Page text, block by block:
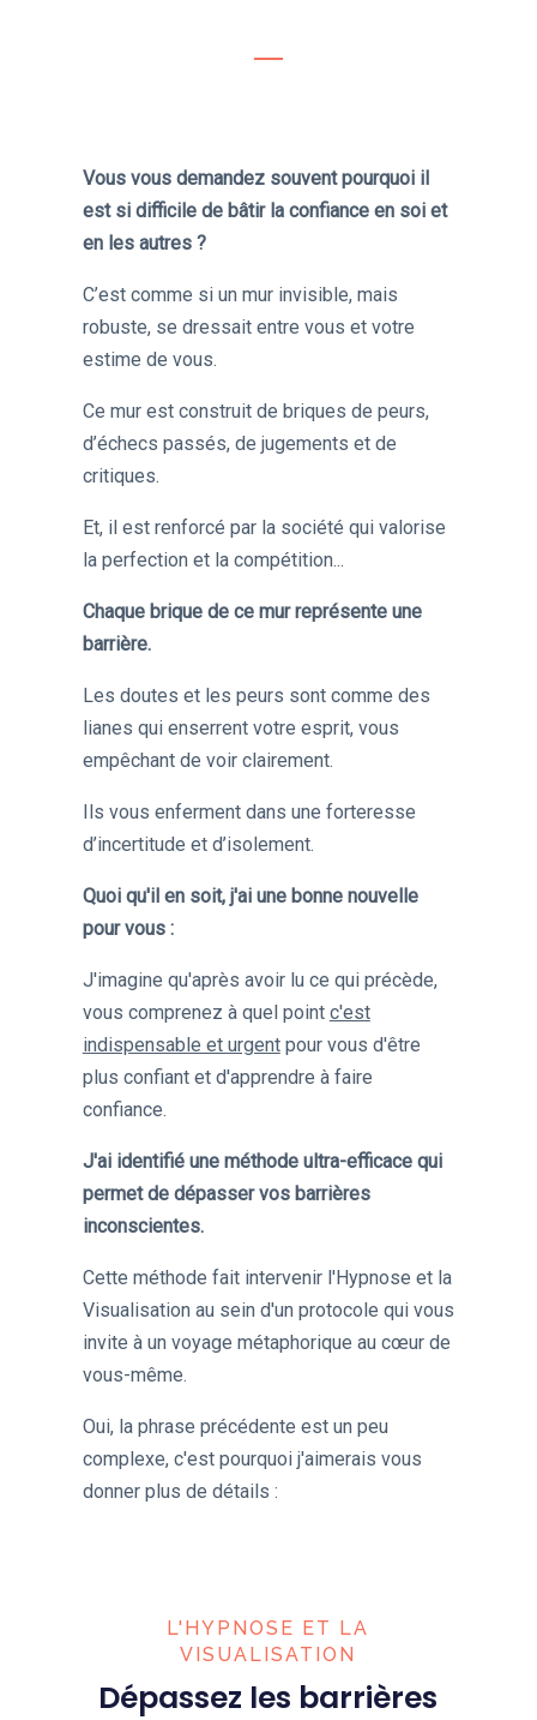
Vous vous demandez souvent pourquoi il
est si difficile de bâtir la confiance en soi et
en les autres ?
C’est comme si un mur invisible, mais
robuste, se dressait entre vous et votre
estime de vous.
Ce mur est construit de briques de peurs,
d’échecs passés, de jugements et de
critiques.
Et, il est renforcé par la société qui valorise
la perfection et la compétition...
Chaque brique de ce mur représente une
barrière.
Les doutes et les peurs sont comme des
lianes qui enserrent votre esprit, vous
empêchant de voir clairement.
Ils vous enferment dans une forteresse
d’incertitude et d’isolement.
Quoi qu'il en soit, j'ai une bonne nouvelle
pour vous :
J'imagine qu'après avoir lu ce qui précède,
vous comprenez à quel point c'est
indispensable et urgentpour vous d'être
plus confiant et d'apprendre à faire
confiance.
J'ai identifié une méthode ultra-efficace qui
permet de dépasser vos barrières
inconscientes.
Cette méthode fait intervenir l'Hypnose et la
Visualisation au sein d'un protocole qui vous
invite à un voyage métaphorique au cœur de
vous-même.
Oui, la phrase précédente est un peu
complexe, c'est pourquoi j'aimerais vous
donner plus de détails :
L'HYPNOSE ET LA
VISUALISATION
Dépassez les barrières